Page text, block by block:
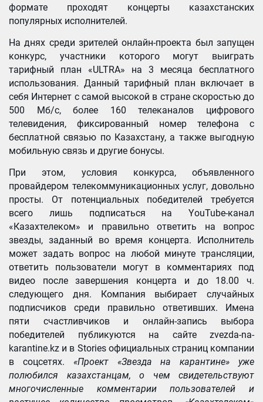
формате проходят концерты казахстанских
популярных исполнителей.
На днях среди зрителей онлайн-проекта был запущен
конкурс, участники которого могут выиграть
тарифный план «ULTRA» на 3 месяца бесплатного
использования. Данный тарифный план включает в
себя Интернет с самой высокой в стране скоростью до
500 Мб/с, более 160 телеканалов цифрового
телевидения, фиксированный номер телефона с
бесплатной связью по Казахстану, а также выгодную
мобильную связь и другие бонусы.
При этом, условия конкурса, объявленного
провайдером телекоммуникационных услуг, довольно
просты. От потенциальных победителей требуется
всего лишь подписаться на YouTube-канал
«Казахтелеком» и правильно ответить на вопрос
звезды, заданный во время концерта. Исполнитель
может задать вопрос на любой минуте трансляции,
ответить пользователи могут в комментариях под
видео после завершения концерта и до 18.00 ч.
следующего дня. Компания выбирает случайных
подписчиков среди правильно ответивших. Имена
пяти счастливчиков и онлайн-запись выбора
победителей публикуются на сайте zvezda-na-
karantine.kz и в Stories официальных страниц компании
в соцсетях. «Проект «Звезда на карантине» уже
полюбился казахстанцам, о чем свидетельствуют
многочисленные комментарии пользователей и